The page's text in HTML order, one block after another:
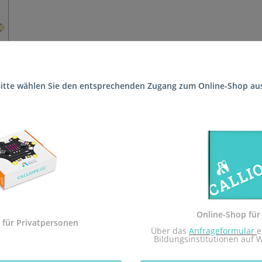
Schule (Private Grund- und Hauptschule des Nardinihauses
I und der Calliope mini Startbox. Das Arbeitsheft
Calliope mini umgesetzt.
I in Rheinland-Pfalz zugelassen.
mit dem Redaktionsteam inf-schule.de, insbesondere Daniel
wählen Sie den entsprechenden Zugang zum Online-Shop
für Privatpersonen
Online-Shop für
Über das Anfrageformular
Bildungsinstitutionen auf